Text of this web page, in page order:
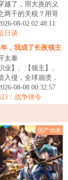
越了，用大炎的义
两千的关税？用哥
医保？无线上网还
费...
08-02 02:48:11
日谈
，我成了长夜领主
太泰
业】、【领主】、
入侵，全球崩溃，
，魔物吞噬人类。
外...
08-08 00:32:57
：战争律令
国产动漫